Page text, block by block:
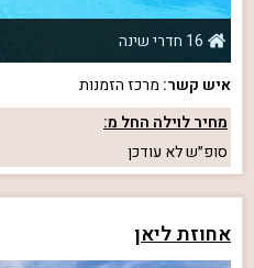
16 חדרי שינה
איש קשר: מרכז הזמנות
מחיר לוילה החל מ:
סופ״שלא עודכן
אחוזת ליאן